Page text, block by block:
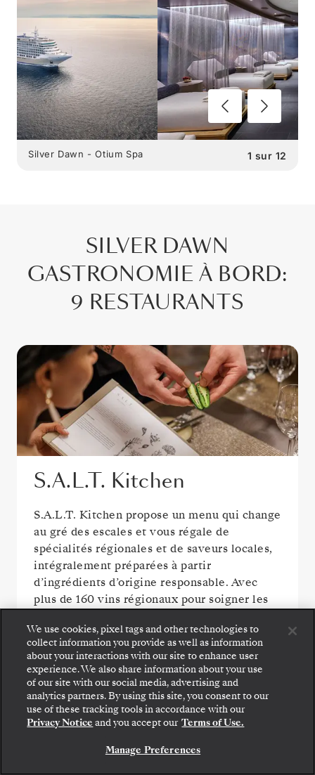
1 sur 12
Silver Dawn - Otium Spa
SILVER DAWN
GASTRONOMIE À BORD:
9 RESTAURANTS
S.A.L.T. Kitchen
S.A.L.T. Kitchen propose un menu qui change
au gré des escales et vous régale de
spécialités régionales et de saveurs locales,
intégralement préparées à partir
d’ingrédients d’origine responsable. Avec
plus de 160 vins régionaux pour soigner les
gastronomique en immersion totale, en
pleine mer.
Montez à bord : choisissez votre suite et consultez
les tarifs et les prestations incluses avant de
confirmer votre voyage avec Silversea en toute
sécurité.
RÉSERVEZ VOTRE SUITE
We use cookies, pixel tags and other technologies to
collect information you provide as well as information
about your interactions with our site to enhance user
experience. We also share information about your use
of our site with our social media, advertising and
analytics partners. By using this site, you consent to our
use of these tracking tools in accordance with our
Privacy Notice and you accept our Terms of Use.
Manage Preferences